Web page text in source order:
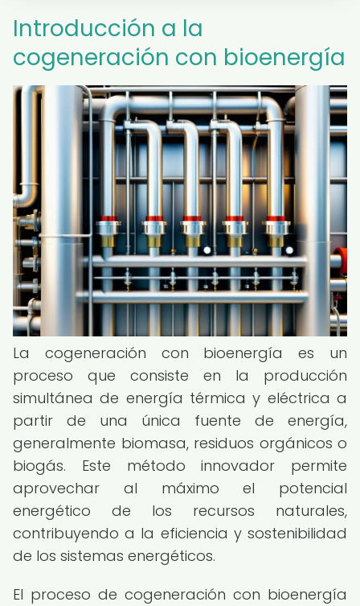
Introducción a la
cogeneración con bioenergía
La cogeneración con bioenergía es un
proceso que consiste en la producción
simultánea de energía térmica y eléctrica a
partir de una única fuente de energía,
generalmente biomasa, residuos orgánicos o
biogás. Este método innovador permite
aprovechar al máximo el potencial
energético de los recursos naturales,
contribuyendo a la eficiencia y sostenibilidad
de los sistemas energéticos.
El proceso de cogeneración con bioenergía